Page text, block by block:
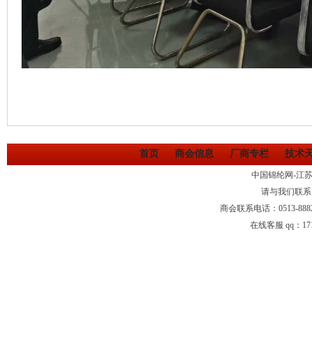
首页 商会信息 厂商专栏 技术
中国锦纶网-江
请与我们联
商会联系电话：0513-
在线客服 qq：